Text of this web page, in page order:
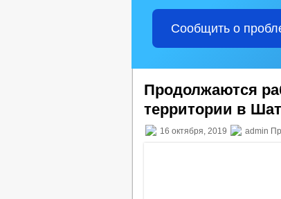
Сообщить о
Продолжаются
территории в
16 октября, 2019 admin